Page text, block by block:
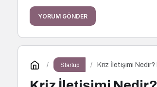
YORUM GÖNDER
Startup Kriz İletişimi Nedir?